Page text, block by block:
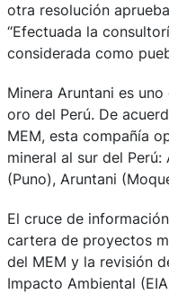
otra resolución
“Efectuada la
considerada como
Minera Aruntani es
oro del Perú. De
MEM, esta compañía
mineral al sur del
(Puno), Aruntani
El cruce de
cartera de proyectos
del MEM y la revisión
Impacto Ambiental